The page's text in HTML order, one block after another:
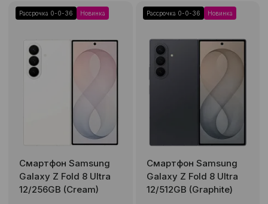
Рассрочка 0-0-36 Новинка
Смартфон Samsung
Galaxy Z Fold 8 Ultra
12/256GB (Cream)
Рассрочка 0-0-36 Новинка
Смартфон Samsung
Galaxy Z Fold 8 Ultra
12/512GB (Graphite)